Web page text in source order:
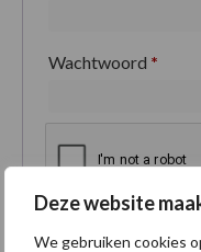
Deze website
We gebruiken cookies
Wachtwoord *
Je persoonlijke